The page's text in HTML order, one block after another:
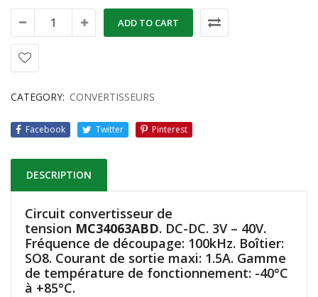
ADD TO CART
CATEGORY: CONVERTISSEURS
Facebook Twitter Pinterest
DESCRIPTION
Circuit convertisseur de
tension MC34063ABD. DC-DC. 3V – 40V.
Fréquence de découpage: 100kHz. Boîtier:
SO8. Courant de sortie maxi: 1.5A. Gamme
de température de fonctionnement: -40°C
à +85°C.